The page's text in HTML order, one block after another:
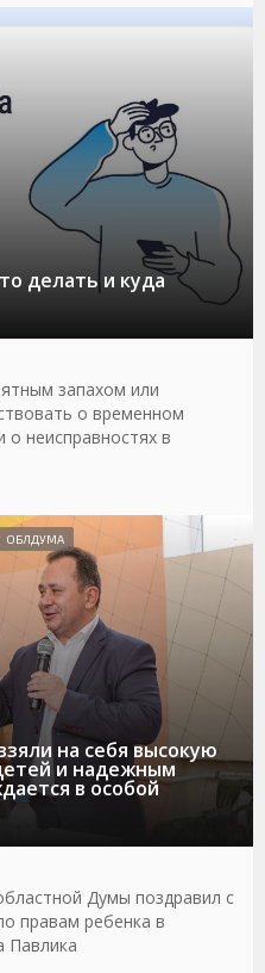
делать и куда
запахом или
о временном
о неисправностях в
на себя высокую
и надежным
в особой
ОБЛДУМА
Думы поздравил с
правам ребенка в
Павлика